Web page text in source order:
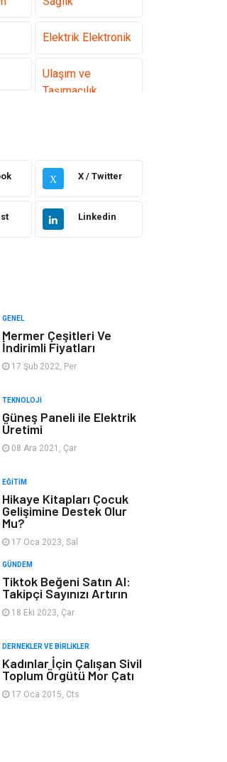
Elektrik Elektronik
Ulaşım ve
Taşımacılık
Yazılım
Emlak
Metal Maden
Finans & Ekonomi
Plastik
Basın Yayın
Nakliyat
Kiralama
Alüminyum
X X / Twitter
Linkedin
GENEL
Mermer Çeşitleri Ve
İndirimli Fiyatları
17 Şub 2022, Per
TEKNOLOJI
Güneş Paneli ile Elektrik
Üretimi
08 Ara 2021, Çar
EĞITIM
Hikaye Kitapları Çocuk
Gelişimine Destek Olur
Mu?
17 Oca 2023, Sal
GÜNDEM
Tiktok Beğeni Satın Al:
Takipçi Sayınızı Artırın
18 Eki 2023, Çar
DERNEKLER VE BIRLIKLER
Kadınlar İçin Çalışan Sivil
Toplum Örgütü Mor Çatı
17 Oca 2015, Cts